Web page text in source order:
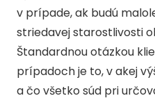
v prípade, ak budú
striedavej starostlivosti
Štandardnou otázkou
prípadoch je to, v akej
a čo všetko súd pri